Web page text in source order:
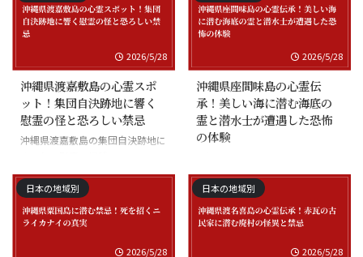
2026/5/28
沖縄県渡嘉敷島の心霊スポ
ット！集団自決跡地に響く
慰霊の怪と恐ろしい禁忌
沖縄県渡嘉敷島の集団自決跡地に
2026/5/28
沖縄県座間味島の心霊伝
承！美しい海に潜む海底の
霊と潜水士が遭遇した恐怖
の体験
士の怪談
日本の地域別
2026/5/28
日本の地域別
2026/5/28